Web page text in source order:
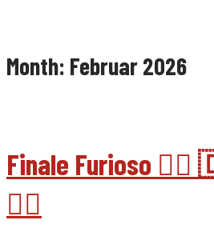
Month: Februar 2026
Finale Furioso
🤾‍♂️